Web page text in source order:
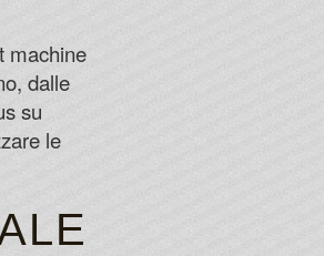
all the games are.
machine
dalle
su
le